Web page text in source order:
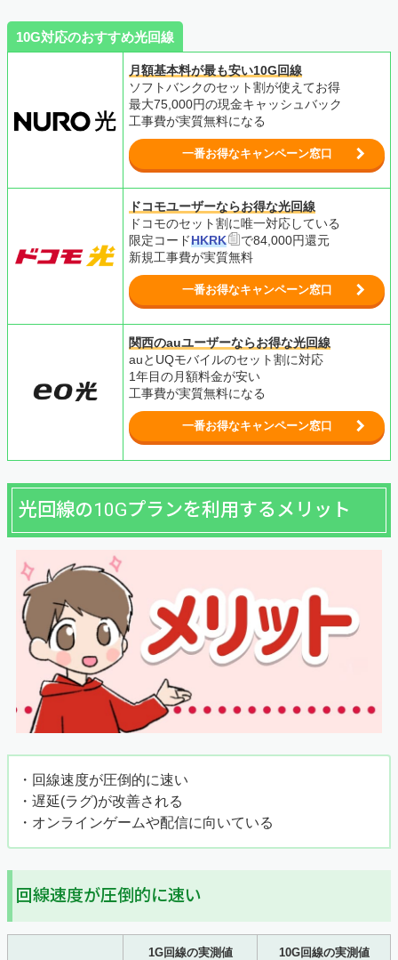
10G対応のおすすめ光回線
月額基本料が最も安い10G回線
ソフトバンクのセット割が使えてお得
最大75,000円の現金キャッシュバック
工事費が実質無料になる
一番お得なキャンペーン窓口
ドコモユーザーならお得な光回線
ドコモのセット割に唯一対応している
限定コードHKRK
で84,000円還元
新規工事費が実質無料
一番お得なキャンペーン窓口
関西のauユーザーならお得な光回線
auとUQモバイルのセット割に対応
1年目の月額料金が安い
工事費が実質無料になる
一番お得なキャンペーン窓口
光回線の10Gプランを利用するメリット
・回線速度が圧倒的に速い
・遅延(ラグ)が改善される
・オンラインゲームや配信に向いている
回線速度が圧倒的に速い
1G回線の実測値 10G回線の実測値